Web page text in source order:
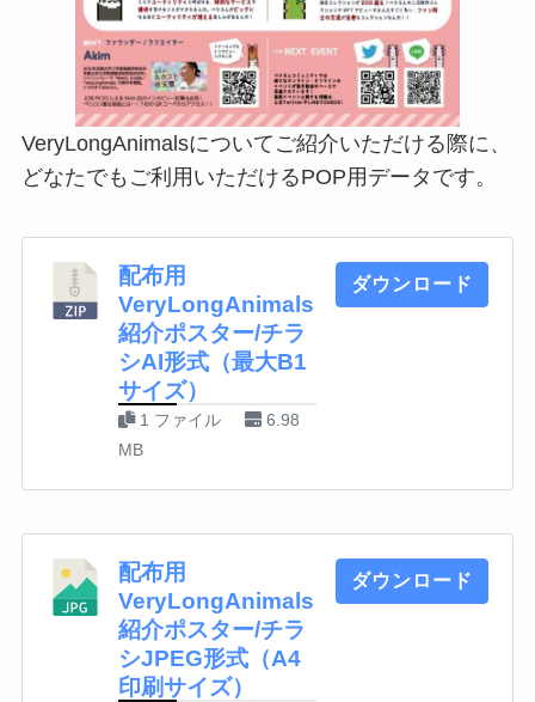
VeryLongAnimalsについてご紹介いただける際に、
どなたでもご利用いただけるPOP用データです。
配布用
VeryLongAnimals
紹介ポスター/チラ
シAI形式（最大B1
サイズ）
1 ファイル
6.98
MB
ダウンロード
配布用
VeryLongAnimals
紹介ポスター/チラ
シJPEG形式（A4
印刷サイズ）
ダウンロード